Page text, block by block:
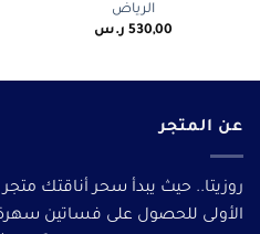
الرياض
530,00 ر.س
عن المتجر
روزيتا.. حيث يبدأ سحر أناقتك
الأولى للحصول على فساتين